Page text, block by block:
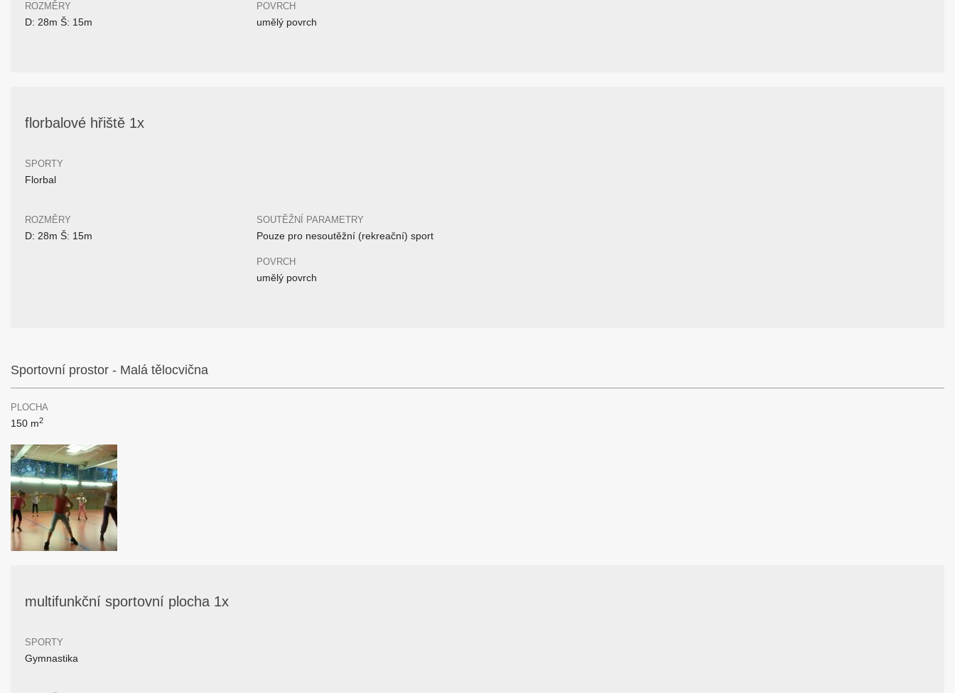
ROZMĚRY
D: 28m Š: 15m
POVRCH
umělý povrch
florbalové hřiště 1x
SPORTY
Florbal
ROZMĚRY
D: 28m Š: 15m
SOUTĚŽNÍ PARAMETRY
Pouze pro nesoutěžní (rekreační) sport
POVRCH
umělý povrch
Sportovní prostor - Malá tělocvična
PLOCHA
150 m2
multifunkční sportovní plocha 1x
SPORTY
Gymnastika